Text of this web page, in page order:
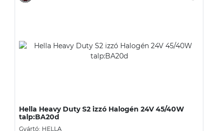
Hella Heavy Duty S2 izzó Halogén 24V 45/40W
talp:BA20d
Gyártó: HELLA